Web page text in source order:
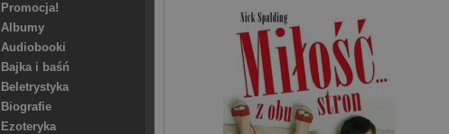
Promocja!
Albumy
Audiobooki
Bajka i baśń
Beletrystyka
Biografie
Ezoteryka